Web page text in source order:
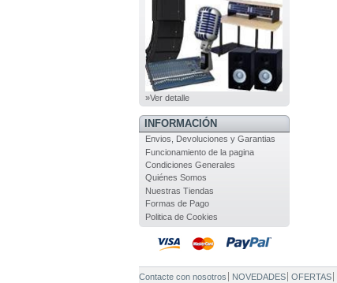
»Ver detalle
INFORMACIÓN
Envios, Devoluciones y Garantias
Funcionamiento de la pagina
Condiciones Generales
Quiénes Somos
Nuestras Tiendas
Formas de Pago
Politica de Cookies
Contacte con nosotros NOVEDADES OFERTAS